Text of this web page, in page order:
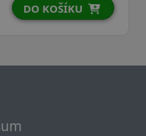
DO KOŠÍKU